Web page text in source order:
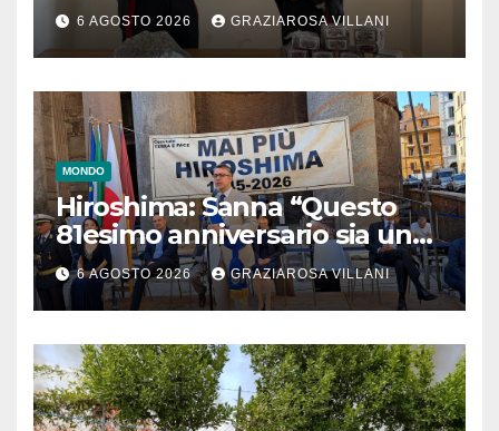
6 AGOSTO 2026 GRAZIAROSA VILLANI
MONDO
Hiroshima: Sanna “Questo
81esimo anniversario sia un
monito per tutti”
6 AGOSTO 2026 GRAZIAROSA VILLANI